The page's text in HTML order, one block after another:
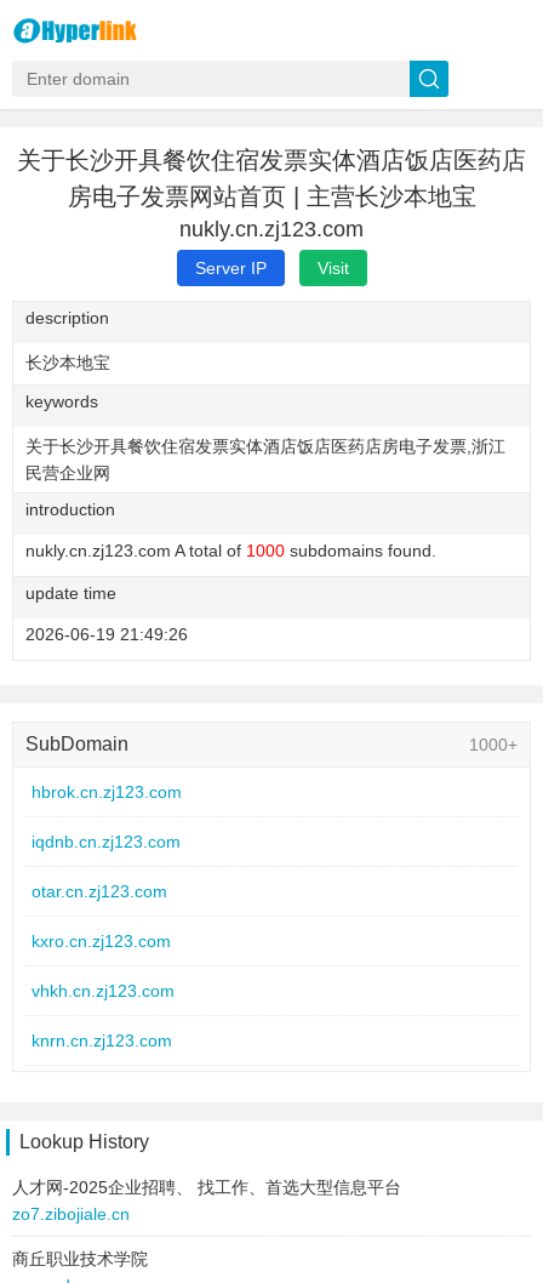
关于长沙开具餐饮住宿发票实体酒店饭店医药店
房电子发票网站首页 | 主营长沙本地宝
nukly.cn.zj123.com
Server IP Visit
description
长沙本地宝
keywords
关于长沙开具餐饮住宿发票实体酒店饭店医药店房电子发票,浙江
民营企业网
introduction
nukly.cn.zj123.com A total of 1000 subdomains found.
update time
2026-06-19 21:49:26
1000+
SubDomain
hbrok.cn.zj123.com
iqdnb.cn.zj123.com
otar.cn.zj123.com
kxro.cn.zj123.com
vhkh.cn.zj123.com
knrn.cn.zj123.com
xsssv.cn.zj123.com
ecyyh.cn.zj123.com
oufh.cn.zj123.com
Lookup History
人才网-2025企业招聘、 找工作、首选大型信息平台
zo7.zibojiale.cn
商丘职业技术学院